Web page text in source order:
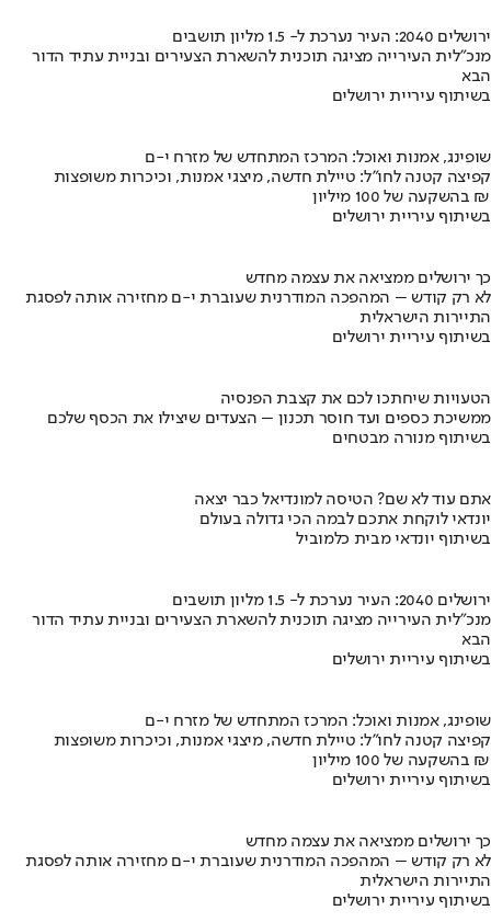
ירושלים 2040: העיר נערכת ל- 1.5 מליון תושבים
מנכ"לית העירייה מציגה תוכנית להשארת הצעירים ובניית עתיד הדור
הבא
בשיתוף עיריית ירושלים
שופינג, אמנות ואוכל: המרכז המתחדש של מזרח י-ם
קפיצה קטנה לחו"ל: טיילת חדשה, מיצגי אמנות, וכיכרות משופצות
בהשקעה של 100 מיליון ₪
בשיתוף עיריית ירושלים
כך ירושלים ממציאה את עצמה מחדש
לא רק קודש – המהפכה המודרנית שעוברת י-ם מחזירה אותה לפסגת
התיירות הישראלית
בשיתוף עיריית ירושלים
הטעויות שיחתכו לכם את קצבת הפנסיה
ממשיכת כספים ועד חוסר תכנון – הצעדים שיצילו את הכסף שלכם
בשיתוף מנורה מבטחים
אתם עוד לא שם? הטיסה למונדיאל כבר יצאה
יונדאי לוקחת אתכם לבמה הכי גדולה בעולם
בשיתוף יונדאי מבית כלמוביל
ירושלים 2040: העיר נערכת ל- 1.5 מליון תושבים
מנכ"לית העירייה מציגה תוכנית להשארת הצעירים ובניית עתיד הדור
הבא
בשיתוף עיריית ירושלים
שופינג, אמנות ואוכל: המרכז המתחדש של מזרח י-ם
קפיצה קטנה לחו"ל: טיילת חדשה, מיצגי אמנות, וכיכרות משופצות
בהשקעה של 100 מיליון ₪
בשיתוף עיריית ירושלים
כך ירושלים ממציאה את עצמה מחדש
לא רק קודש – המהפכה המודרנית שעוברת י-ם מחזירה אותה לפסגת
התיירות הישראלית
בשיתוף עיריית ירושלים